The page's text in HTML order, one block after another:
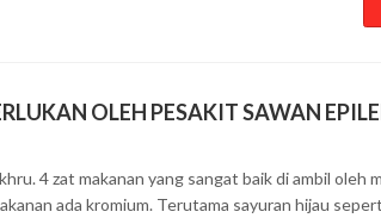
OLEH PESAKIT SAWAN
4 zat makanan yang sangat baik di ambil oleh
ada kromium. Terutama sayuran hijau